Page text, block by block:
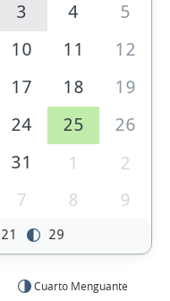
3 4
5
10 11
12
17 18
19
24 25
26
31 1
2
7 8 9
21 29
Cuarto Menguante